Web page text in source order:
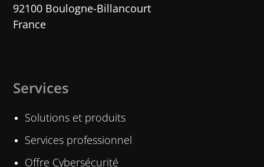
92100 Boulogne-Billancourt
France
Services
Solutions et produits
Services professionnel
Offre Cybersécurité